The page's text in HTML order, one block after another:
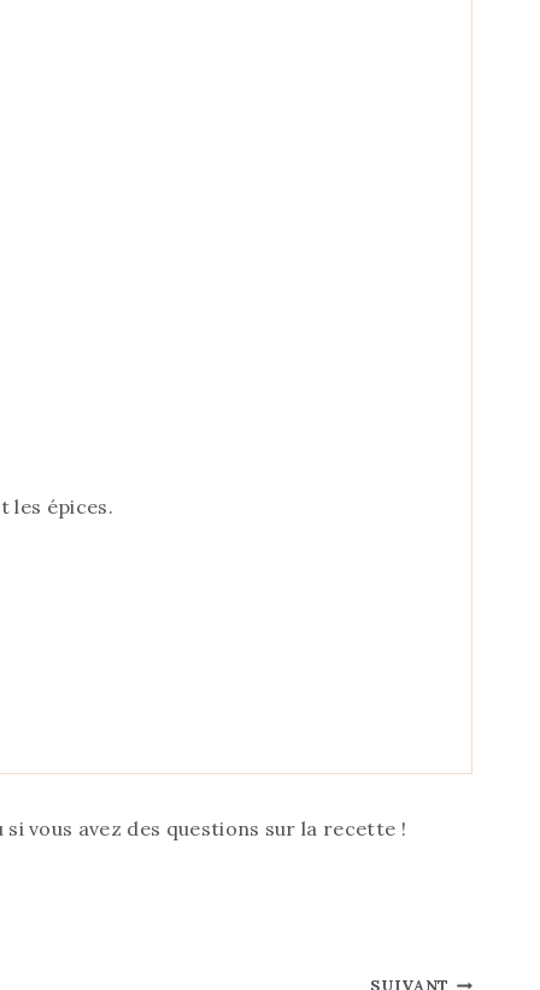
les épices.
si vous avez des questions sur la recette !
SUIVANT